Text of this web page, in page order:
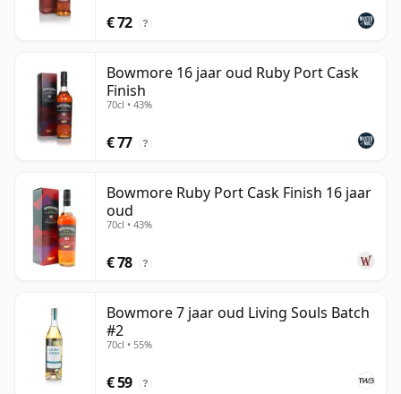
€ 72 ?
Bowmore 16 jaar oud Ruby Port Cask
Finish
70cl • 43%
€ 77 ?
Bowmore Ruby Port Cask Finish 16 jaar
oud
70cl • 43%
€ 78 ?
Bowmore 7 jaar oud Living Souls Batch
#2
70cl • 55%
€ 59 ?